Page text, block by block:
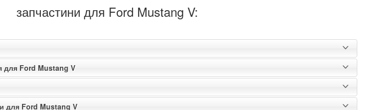
запчастини для Ford Mustang V:
для Ford Mustang V
для Ford Mustang V